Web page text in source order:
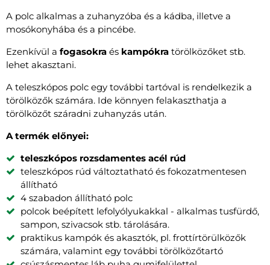
A polc alkalmas a zuhanyzóba és a kádba, illetve a
mosókonyhába és a pincébe.
Ezenkívül a fogasokra és kampókra törölközőket stb.
lehet akasztani.
A teleszkópos polc egy további tartóval is rendelkezik a
törölközők számára. Ide könnyen felakaszthatja a
törölközőt száradni zuhanyzás után.
A termék előnyei:
teleszkópos rozsdamentes acél rúd
teleszkópos rúd változtatható és fokozatmentesen
állítható
4 szabadon állítható polc
polcok beépített lefolyólyukakkal - alkalmas tusfürdő,
sampon, szivacsok stb. tárolására.
praktikus kampók és akasztók, pl. frottírtörülközők
számára, valamint egy további törölközőtartó